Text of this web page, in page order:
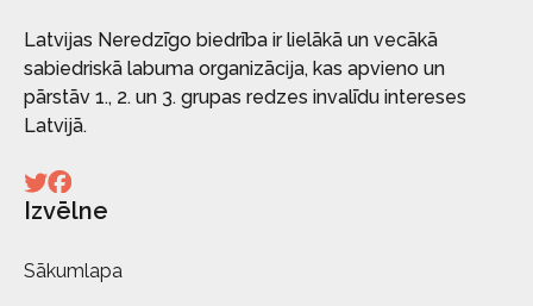
Latvijas Neredzīgo biedrība ir lielākā un vecākā
sabiedriskā labuma organizācija, kas apvieno un
pārstāv 1., 2. un 3. grupas redzes invalīdu intereses
Latvijā.
Izvēlne
Sākumlapa